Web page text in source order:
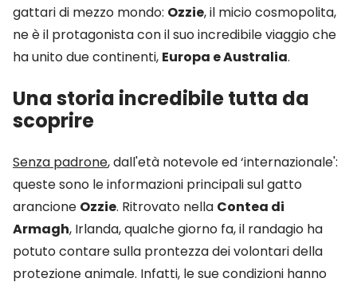
gattari di mezzo mondo: Ozzie, il micio cosmopolita,
ne è il protagonista con il suo incredibile viaggio che
ha unito due continenti, Europa e Australia.
Una storia incredibile tutta da
scoprire
Senza padrone, dall'età notevole ed ‘internazionale':
queste sono le informazioni principali sul gatto
arancione Ozzie. Ritrovato nella Contea di
Armagh, Irlanda, qualche giorno fa, il randagio ha
potuto contare sulla prontezza dei volontari della
protezione animale. Infatti, le sue condizioni hanno